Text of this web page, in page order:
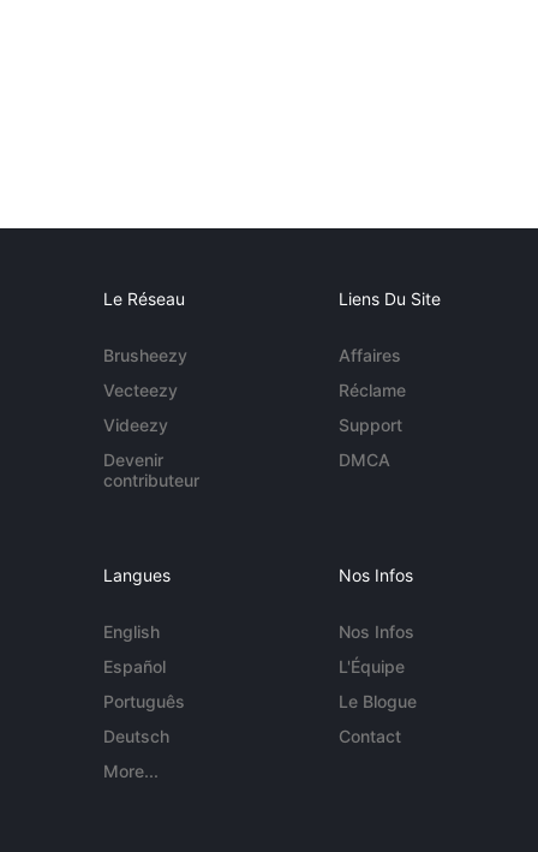
Le Réseau
Brusheezy
Vecteezy
Videezy
Devenir
contributeur
Liens Du Site
Affaires
Réclame
Support
DMCA
Langues
English
Español
Português
Deutsch
More...
Nos Infos
Nos Infos
L'Équipe
Le Blogue
Contact